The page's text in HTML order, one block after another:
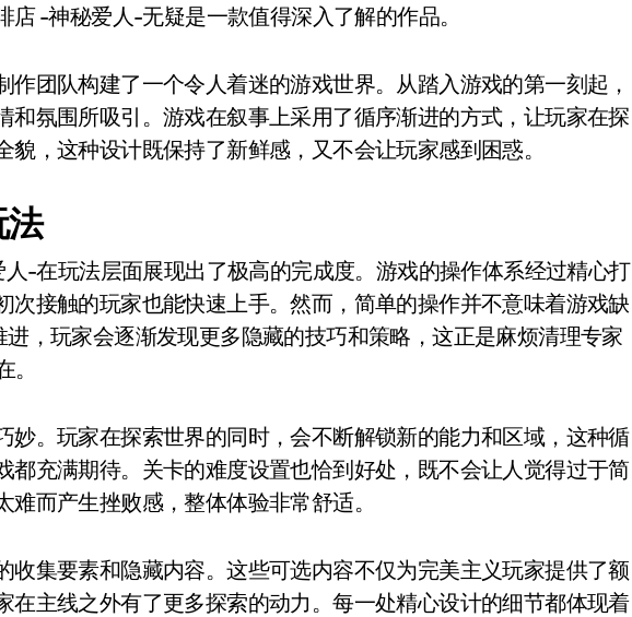
-神秘爱人-无疑是一款值得深入了解的作品。
作团队构建了一个令人着迷的游戏世界。从踏入游戏的第一刻起，
和氛围所吸引。游戏在叙事上采用了循序渐进的方式，让玩家在探
，这种设计既保持了新鲜感，又不会让玩家感到困惑。
法
-在玩法层面展现出了极高的完成度。游戏的操作体系经过精心打
次接触的玩家也能快速上手。然而，简单的操作并不意味着游戏缺
，玩家会逐渐发现更多隐藏的技巧和策略，这正是麻烦清理专家
妙。玩家在探索世界的同时，会不断解锁新的能力和区域，这种循
都充满期待。关卡的难度设置也恰到好处，既不会让人觉得过于简
而产生挫败感，整体体验非常舒适。
收集要素和隐藏内容。这些可选内容不仅为完美主义玩家提供了额
在主线之外有了更多探索的动力。每一处精心设计的细节都体现着